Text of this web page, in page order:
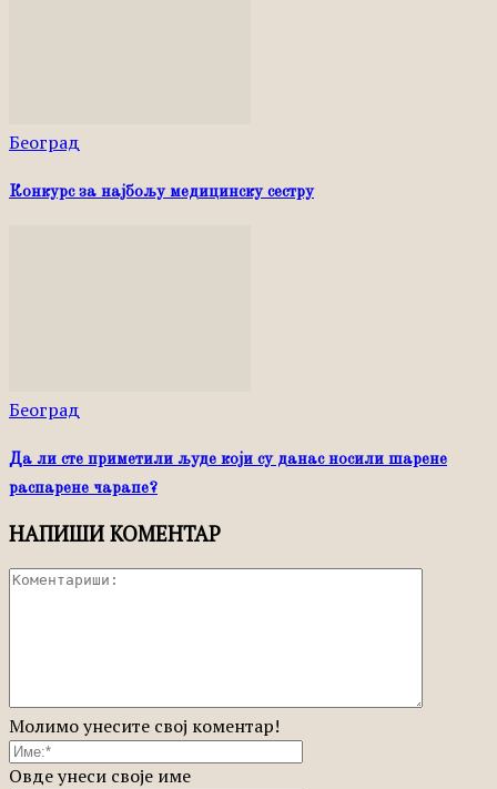
Београд
Конкурс за најбољу медицинску сестру
Београд
Да ли сте приметили људе који су данас носили шарене
распарене чарапе?
НАПИШИ КОМЕНТАР
Молимо унесите свој коментар!
Овде унеси своје име